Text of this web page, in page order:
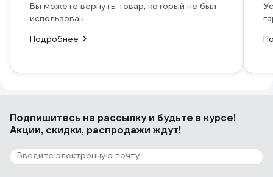
Вы можете вернуть товар, который не был
использован
Подробнее
Подпишитесь на рассылкуи будьте в курсе!
Акции, скидки, распродажи ждут!